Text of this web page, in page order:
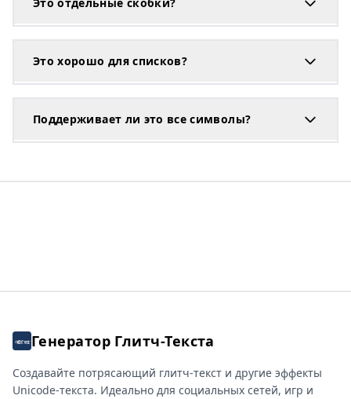
Это хорошо для списков?
Поддерживает ли это все символы?
Генератор Глитч-Текста
Создавайте потрясающий глитч-текст и другие эффекты
Unicode-текста. Идеально для социальных сетей, игр и